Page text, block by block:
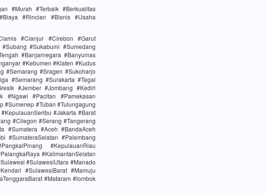
#Murah #Terbaik #Berkualitas
#Rincian #Bisnis #Usaha
#Cianjur #Cirebon #Garut
#Sukabumi #Sumedang
#Banjarnegara #Banyumas
#Kebumen #Klaten #Kudus
#Semarang #Sragen #Sukoharjo
#Semarang #Surakarta #Tegal
#Jember #Jombang #Kediri
#Ngawi #Pacitan #Pamekasan
#Sumenep #Tuban #Tulungagung
#Jakarta #Barat
#Cilegon #Serang #Tangerang
#Sumatera #Aceh #BandaAceh
#SumateraSelatan #Palembang
#KepulauanRiau
#KalimantanSelatan
#SulawesiUtara #Manado
#SulawesiBarat #Mamuju
#Mataram #lombok